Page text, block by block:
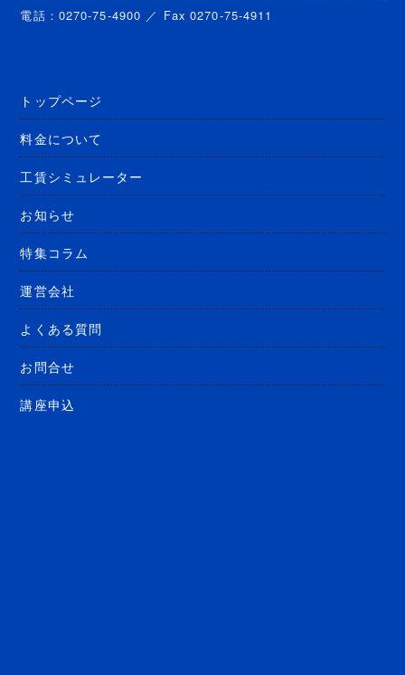
電話：0270-75-4900 ／ Fax 0270-75-4911
トップページ
料金について
工賃シミュレーター
お知らせ
特集コラム
運営会社
よくある質問
お問合せ
講座申込